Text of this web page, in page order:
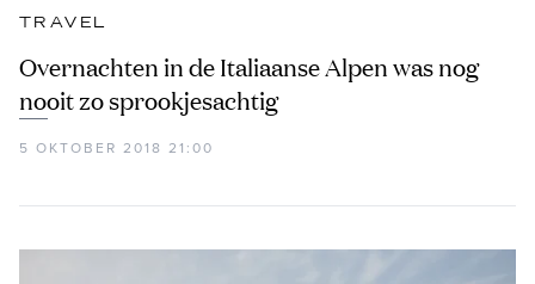
TRAVEL
Overnachten in de Italiaanse Alpen was nog
nooit zo sprookjesachtig
5 OKTOBER 2018 21:00